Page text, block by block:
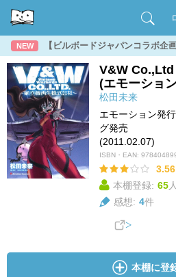
NEW 【ビルボードジャパンコラボ企
V&W Co.,Ltd
(エモーショ
松田未来
エモーション発
グ発売
(2011.02.07)
ISBN・EAN:
3.56
本棚登録: 65人
感想: 4件
本棚に登